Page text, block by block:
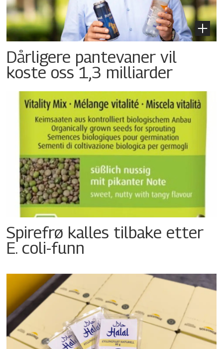
Dårligere pantevaner vil
koste oss 1,3 milliarder
Spirefrø kalles tilbake etter
E. coli-funn